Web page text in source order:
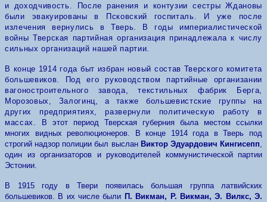
и доходчивость. После ранения и контузии сестры Ждановы
были эвакуированы в Псковский госпиталь. И уже после
излечения вернулись в Тверь.
В годы империалистической
войны Тверская партийная организация принадлежала к числу
сильных организаций нашей партии.
В конце 1914 года быт избран новый состав Тверского комитета
большевиков. Под его руководством партийные организании
вагоностроительного завода, текстильных фабрик Берга,
Морозовых, Залогинц,
а также большевистские группы на
других предприятиях, развернули политическую работу в
массах.
В этот период Тверская губерния была местом ссылки
многих видных революционеров. В конце 1914 года в Тверь под
строгий надзор полиции был выслан Виктор Эдуардович Кингисепп,
один из организаторов и руководителей коммунистической партии
Эстонии.
В 1915 году в Твери появилась большая группа латвийских
большевиков. В их числе были П. Викман, Р. Викман, Э. Вилкс, Э.